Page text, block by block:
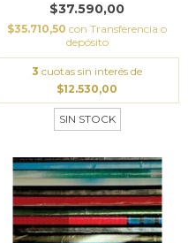
$37.590,00
$35.710,50 con Transferencia o
depósito
3 cuotas sin interés de
$12.530,00
SIN STOCK